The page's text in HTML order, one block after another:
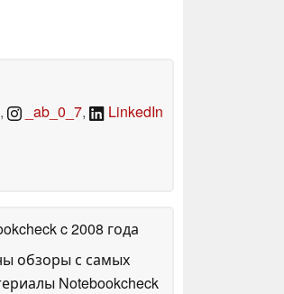
, _ab_0_7, LinkedIn
c 2008 года
обзоры с самых
Notebookcheck